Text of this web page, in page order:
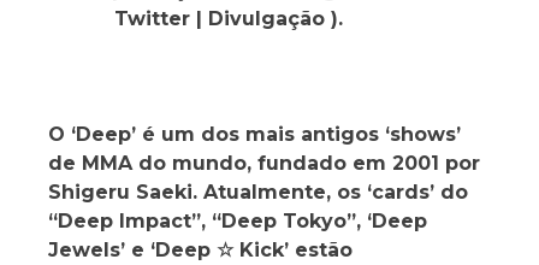
Twitter | Divulgação ).
O ‘Deep’ é um dos mais antigos ‘shows’
de MMA do mundo, fundado em 2001 por
Shigeru Saeki. Atualmente, os ‘cards’ do
“Deep Impact”, “Deep Tokyo”, ‘Deep
Jewels’ e ‘Deep ☆ Kick’ estão